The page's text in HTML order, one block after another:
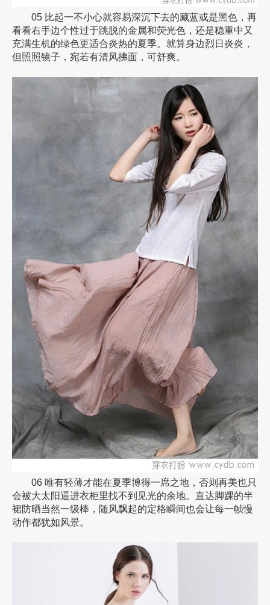
05 比起一不小心就容易深沉下去的藏蓝或是黑色，再
看看右手边个性过于跳脱的金属和荧光色，还是稳重中又
充满生机的绿色更适合炎热的夏季。就算身边烈日炎炎，
但照照镜子，宛若有清风拂面，可舒爽。
06 唯有轻薄才能在夏季博得一席之地，否则再美也只
会被大太阳逼进衣柜里找不到见光的余地。直达脚踝的半
裙防晒当然一级棒，随风飘起的定格瞬间也会让每一帧慢
动作都犹如风景。